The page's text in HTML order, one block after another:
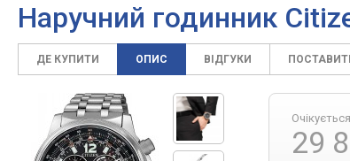
Наручний годинник
ДЕ КУПИТИ ОПИС ВІДГУКИ
29